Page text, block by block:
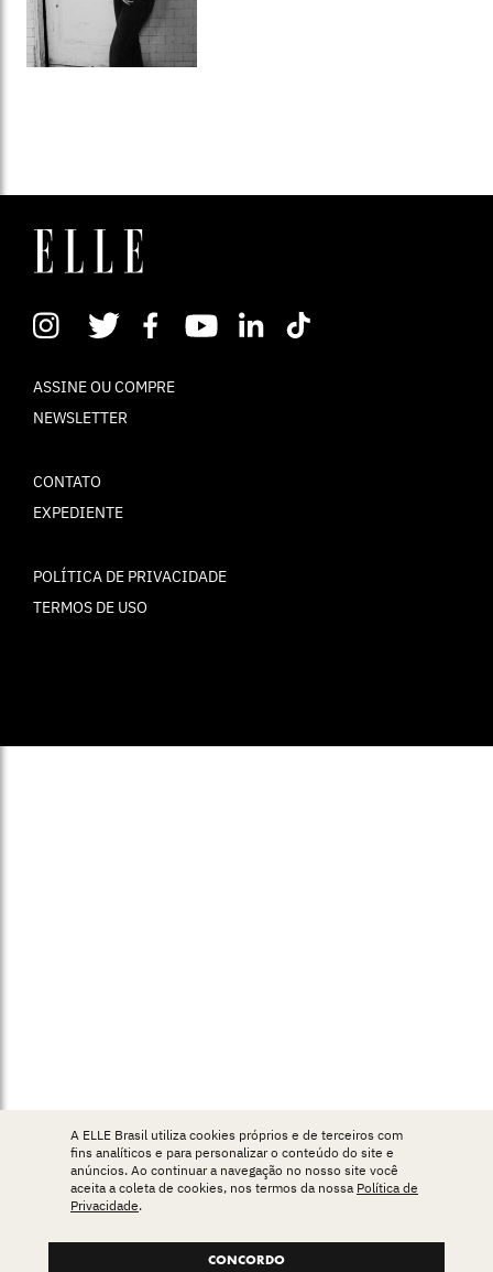
ASSINE OU COMPRE
NEWSLETTER
CONTATO
EXPEDIENTE
POLÍTICA DE PRIVACIDADE
TERMOS DE USO
A ELLE Brasil utiliza cookies próprios e de terceiros com
fins analíticos e para personalizar o conteúdo do site e
anúncios. Ao continuar a navegação no nosso site você
aceita a coleta de cookies, nos termos da nossa Política de
Privacidade.
CONCORDO